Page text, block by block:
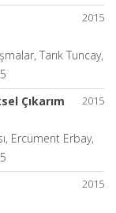
2015
Tarık Tuncay,
2015
Çıkarım
Ercüment Erbay,
2015